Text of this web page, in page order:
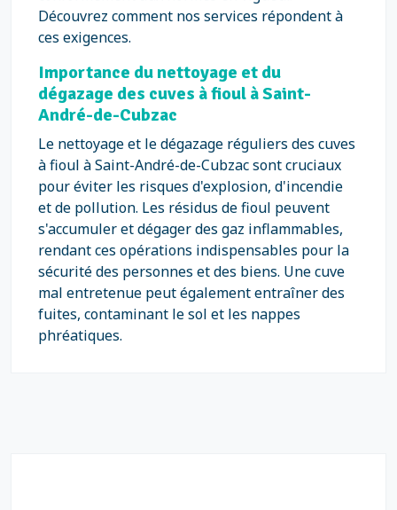
Découvrez comment nos services répondent à
ces exigences.
Importance du nettoyage et du
dégazage des cuves à fioul à Saint-
André-de-Cubzac
Le nettoyage et le dégazage réguliers des cuves
à fioul à Saint-André-de-Cubzac sont cruciaux
pour éviter les risques d'explosion, d'incendie
et de pollution. Les résidus de fioul peuvent
s'accumuler et dégager des gaz inflammables,
rendant ces opérations indispensables pour la
sécurité des personnes et des biens. Une cuve
mal entretenue peut également entraîner des
fuites, contaminant le sol et les nappes
phréatiques.